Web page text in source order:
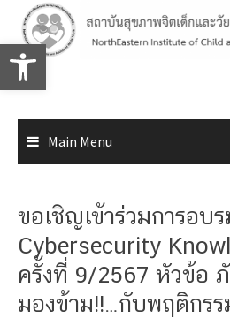
Open toolbar
content
Main Menu
ขอเชิญเข้าร่วมการอบ
Cybersecurity
ครั้งที่ 9/2567 หัวข้อ
มองข้าม!!…กับพฤติกรร